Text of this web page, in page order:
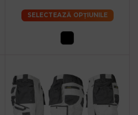
SELECTEAZĂ OPȚIUNILE